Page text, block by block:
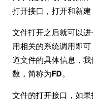
打开接口，打开和新建
文件打开之后就可以
用相关的系统调用即
道文件的具体信息，我
数，简称为FD。
文件的打开接口，如